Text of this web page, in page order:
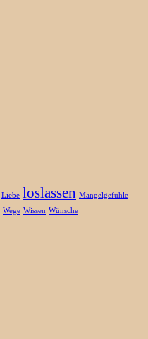
Liebe loslassen Mangelgefühle
Wege Wissen Wünsche